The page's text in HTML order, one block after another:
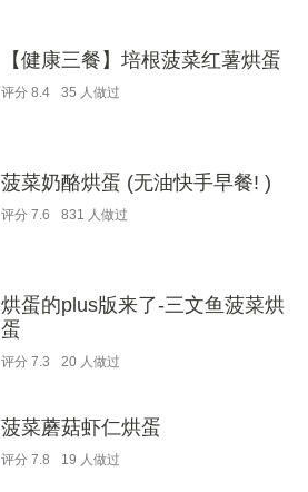
【健康三餐】培根菠菜红薯烘蛋
评分 8.4 35 人做过
菠菜奶酪烘蛋 (无油快手早餐! )
评分 7.6 831 人做过
烘蛋的plus版来了-三文鱼菠菜烘
蛋
评分 7.3 20 人做过
菠菜蘑菇虾仁烘蛋
评分 7.8 19 人做过